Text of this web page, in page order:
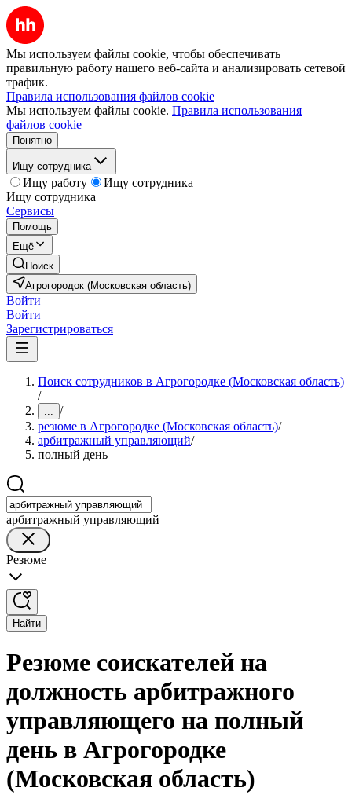
Мы используем файлы cookie, чтобы обеспечивать
правильную работу нашего веб-сайта и анализировать сетевой
трафик.
Правила использования файлов cookie
Мы используем файлы cookie. Правила использования
файлов cookie
Понятно
Ищу сотрудника
Ищу работу
Ищу сотрудника
Ищу сотрудника
Сервисы
Помощь
Ещё
Поиск
Агрогородок (Московская область)
Войти
Войти
Зарегистрироваться
Поиск сотрудников в Агрогородке (Московская область)
/
... /
резюме в Агрогородке (Московская область)/
арбитражный управляющий/
полный день
арбитражный управляющий
Резюме
Найти
Резюме соискателей на
должность арбитражного
управляющего на полный
день в Агрогородке
(Московская область)